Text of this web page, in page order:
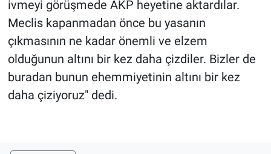
ivmeyi görüşmede AKP heyetine aktardılar.
Meclis kapanmadan önce bu yasanın
çıkmasının ne kadar önemli ve elzem
olduğunun altını bir kez daha çizdiler. Bizler de
buradan bunun ehemmiyetinin altını bir kez
daha çiziyoruz" dedi.